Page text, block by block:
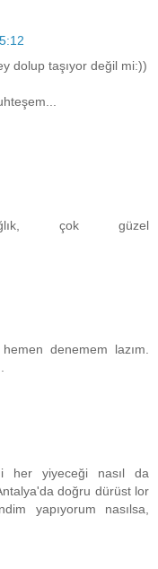
dolup taşıyor değil mi:))
çok güzel
denemem lazım.
her yiyeceği nasıl da
doğru dürüst lor
yapıyorum nasılsa,